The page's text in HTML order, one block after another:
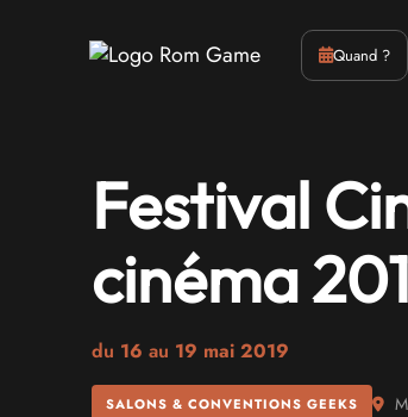
Quand ?
Festival
cinéma
du 16 au 19 mai 2019
SALONS & CONVENTIONS GEEKS